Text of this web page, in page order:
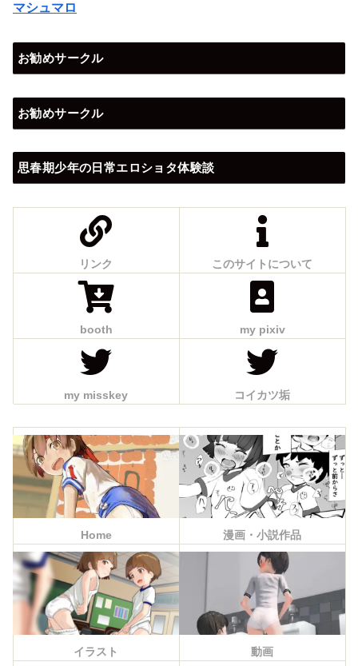
マシュマロ
お勧めサークル
お勧めサークル
思春期少年の日常エロショタ体験談
リンク このサイトについて
booth my pixiv
my misskey コイカツ垢
Home 漫画・小説作品
イラスト 動画